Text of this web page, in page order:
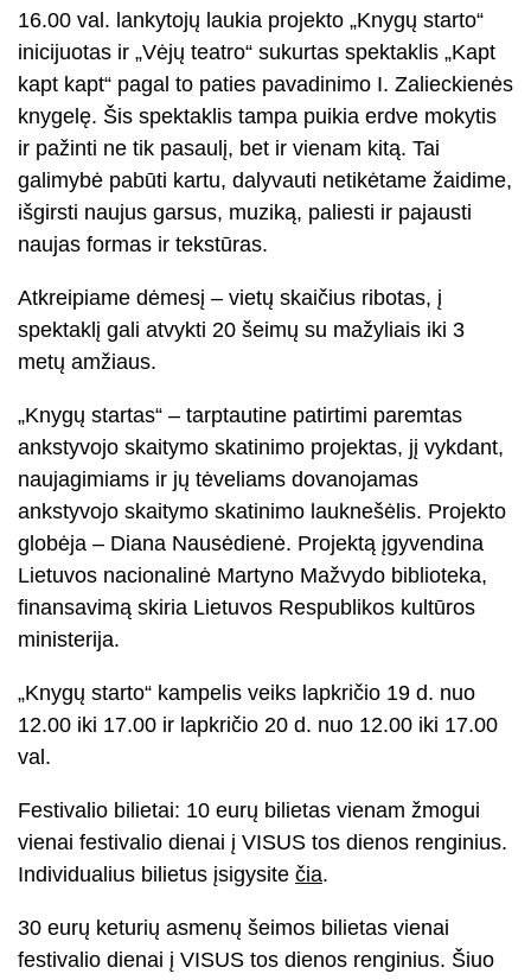
16.00 val. lankytojų laukia projekto „Knygų starto“
inicijuotas ir „Vėjų teatro“ sukurtas spektaklis „Kapt
kapt kapt“ pagal to paties pavadinimo I. Zalieckienės
knygelę. Šis spektaklis tampa puikia erdve mokytis
ir pažinti ne tik pasaulį, bet ir vienam kitą. Tai
galimybė pabūti kartu, dalyvauti netikėtame žaidime,
išgirsti naujus garsus, muziką, paliesti ir pajausti
naujas formas ir tekstūras.
Atkreipiame dėmesį – vietų skaičius ribotas, į
spektaklį gali atvykti 20 šeimų su mažyliais iki 3
metų amžiaus.
„Knygų startas“ – tarptautine patirtimi paremtas
ankstyvojo skaitymo skatinimo projektas, jį vykdant,
naujagimiams ir jų tėveliams dovanojamas
ankstyvojo skaitymo skatinimo lauknešėlis. Projekto
globėja – Diana Nausėdienė. Projektą įgyvendina
Lietuvos nacionalinė Martyno Mažvydo biblioteka,
finansavimą skiria Lietuvos Respublikos kultūros
ministerija.
„Knygų starto“ kampelis veiks lapkričio 19 d. nuo
12.00 iki 17.00 ir lapkričio 20 d. nuo 12.00 iki 17.00
val.
Festivalio bilietai: 10 eurų bilietas vienam žmogui
vienai festivalio dienai į VISUS tos dienos renginius.
Individualius bilietus įsigysite čia.
30 eurų keturių asmenų šeimos bilietas vienai
festivalio dienai į VISUS tos dienos renginius. Šiuo